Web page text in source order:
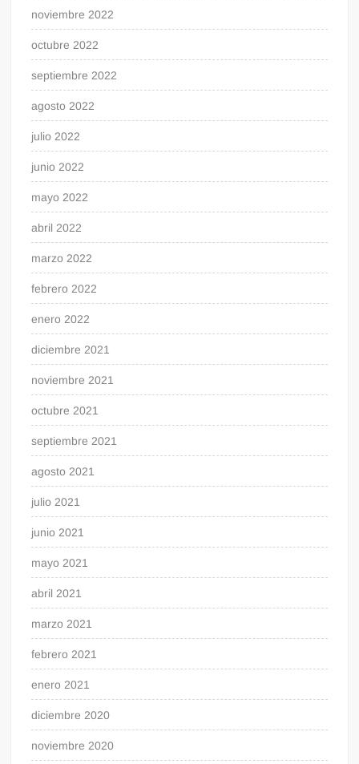
noviembre 2022
octubre 2022
septiembre 2022
agosto 2022
julio 2022
junio 2022
mayo 2022
abril 2022
marzo 2022
febrero 2022
enero 2022
diciembre 2021
noviembre 2021
octubre 2021
septiembre 2021
agosto 2021
julio 2021
junio 2021
mayo 2021
abril 2021
marzo 2021
febrero 2021
enero 2021
diciembre 2020
noviembre 2020